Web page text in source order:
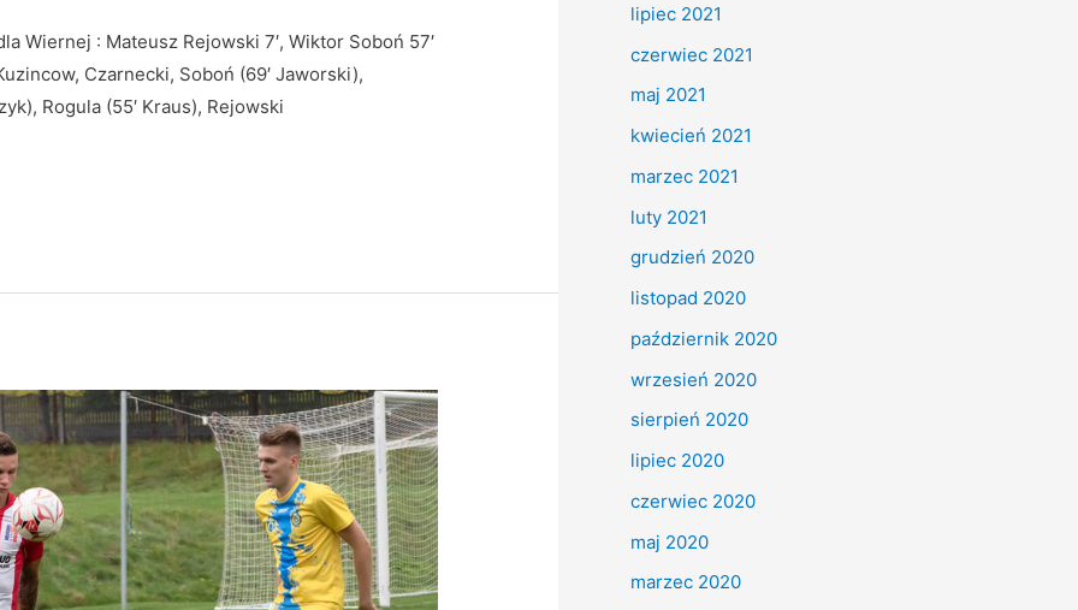
Wiernej : Mateusz Rejowski 7′, Wiktor Soboń 57′
Czarnecki, Soboń (69′ Jaworski),
Rogula (55′ Kraus), Rejowski
lipiec 2021
czerwiec 2021
maj 2021
kwiecień 2021
marzec 2021
luty 2021
grudzień 2020
listopad 2020
październik 2020
wrzesień 2020
sierpień 2020
lipiec 2020
czerwiec 2020
maj 2020
marzec 2020